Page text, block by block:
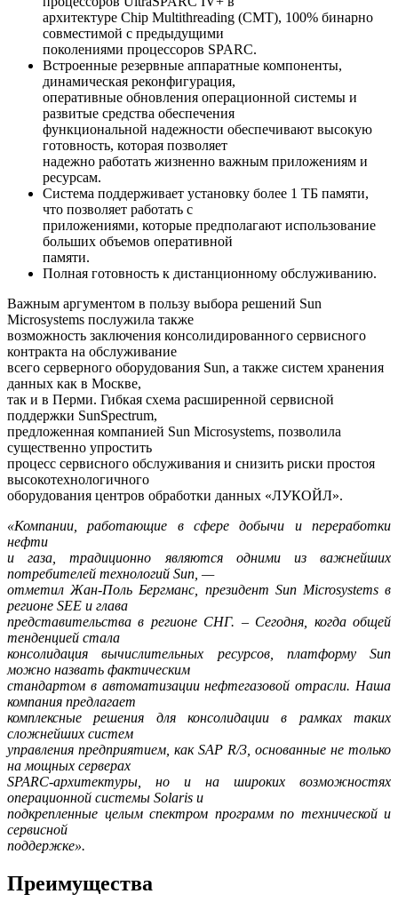
архитектуре Chip Multithreading (CMT), 100% бинарно
совместимой с предыдущими
поколениями процессоров SPARC.
Встроенные резервные аппаратные компоненты,
динамическая реконфигурация,
оперативные обновления операционной системы и
развитые средства обеспечения
функциональной надежности обеспечивают высокую
готовность, которая позволяет
надежно работать жизненно важным приложениям и
ресурсам.
Система поддерживает установку более 1 ТБ памяти,
что позволяет работать с
приложениями, которые предполагают использование
больших объемов оперативной
памяти.
Полная готовность к дистанционному обслуживанию.
Важным аргументом в пользу выбора решений Sun
Microsystems послужила также
возможность заключения консолидированного сервисного
контракта на обслуживание
всего серверного оборудования Sun, а также систем хранения
данных как в Москве,
так и в Перми. Гибкая схема расширенной сервисной
поддержки SunSpectrum,
предложенная компанией Sun Microsystems, позволила
существенно упростить
процесс сервисного обслуживания и снизить риски простоя
высокотехнологичного
оборудования центров обработки данных «ЛУКОЙЛ».
«Компании, работающие в сфере добычи и переработки
нефти
и газа, традиционно являются одними из важнейших
потребителей технологий Sun, —
отметил Жан-Поль Бергманс, президент Sun Microsystems в
регионе SEE и глава
представительства в регионе СНГ. – Сегодня, когда общей
тенденцией стала
консолидация вычислительных ресурсов, платформу Sun
можно назвать фактическим
стандартом в автоматизации нефтегазовой отрасли. Наша
компания предлагает
комплексные решения для консолидации в рамках таких
сложнейших систем
управления предприятием, как SAP R/3, основанные не только
на мощных серверах
SPARC-архитектуры, но и на широких возможностях
операционной системы Solaris и
подкрепленные целым спектром программ по технической и
сервисной
поддержке».
Преимущества